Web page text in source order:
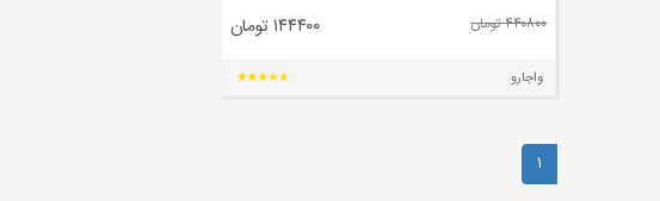
۴۴۰۸۰۰ تومان ۱۴۴۴۰۰ تومان
واجارو
۱